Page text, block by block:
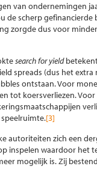
van ondernemingen
de scherp gefinancierde
zorgde dus voor
search for yield
spreads (dus het
ontstaan. Voor
tot koersverliezen. Voor
[3]
autoriteiten zich een
inspelen waardoor het
mogelijk is. Zij